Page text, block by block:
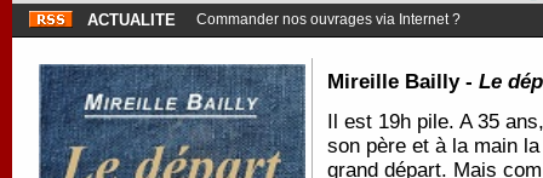
ACTUALITE
Commander nos ouvrages via Internet ?
Mireille Bailly - Le
Il est 19h pile. A 35
son père et à la main
grand départ. Mais